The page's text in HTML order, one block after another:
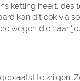
ketting heeft, des
kan dit ook via
wegen die naar
te krijgen.